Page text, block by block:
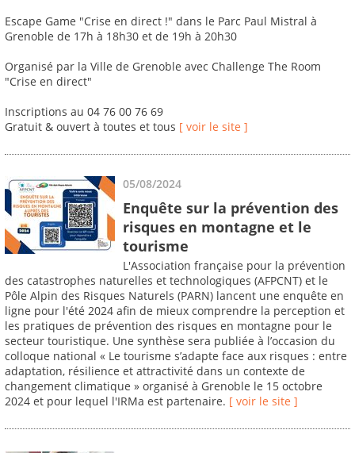
Escape Game "Crise en direct !" dans le Parc Paul Mistral à
Grenoble de 17h à 18h30 et de 19h à 20h30
Organisé par la Ville de Grenoble avec Challenge The Room
"Crise en direct"
Inscriptions au 04 76 00 76 69
Gratuit & ouvert à toutes et tous [ voir le site ]
05/08/2024
Enquête sur la prévention des
risques en montagne et le
tourisme
L'Association française pour la prévention
des catastrophes naturelles et technologiques (AFPCNT) et le
Pôle Alpin des Risques Naturels (PARN) lancent une enquête en
ligne pour l'été 2024 afin de mieux comprendre la perception et
les pratiques de prévention des risques en montagne pour le
secteur touristique. Une synthèse sera publiée à l’occasion du
colloque national « Le tourisme s’adapte face aux risques : entre
adaptation, résilience et attractivité dans un contexte de
changement climatique » organisé à Grenoble le 15 octobre
2024 et pour lequel l'IRMa est partenaire. [ voir le site ]